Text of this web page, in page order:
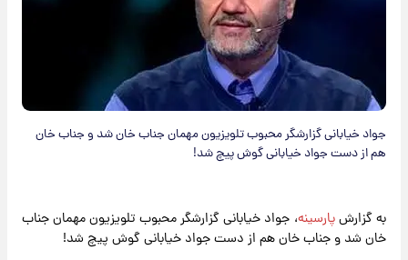
جواد خیابانی گزارشگر محبوب تلویزیون مهمان جناب خان شد و جناب خان
هم از دست جواد خیابانی گوش پیچ شد!
به گزارشپارسینه، جواد خیابانی گزارشگر محبوب تلویزیون مهمان جناب
خان شد و جناب خان هم از دست جواد خیابانی گوش پیچ شد!